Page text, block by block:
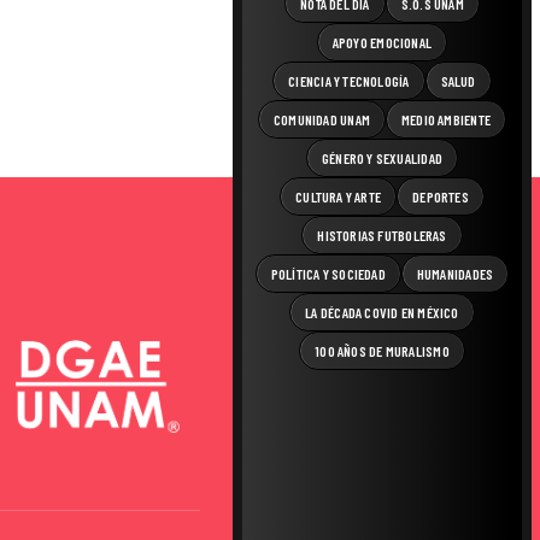
NOTA DEL DÍA S.O.S UNAM
APOYO EMOCIONAL
CIENCIA Y TECNOLOGÍA SALUD
COMUNIDAD UNAM MEDIO AMBIENTE
GÉNERO Y SEXUALIDAD
CULTURA Y ARTE DEPORTES
HISTORIAS FUTBOLERAS
POLÍTICA Y SOCIEDAD HUMANIDADES
LA DÉCADA COVID EN MÉXICO
100 AÑOS DE MURALISMO